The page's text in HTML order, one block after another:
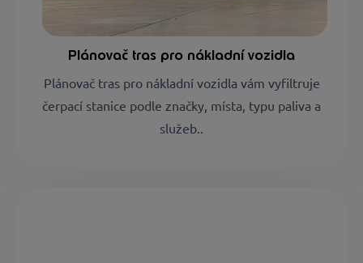
Plánovač tras pro nákladní vozidla
Plánovač tras pro nákladní vozidla vám vyfiltruje
čerpací stanice podle značky, místa, typu paliva a
služeb.